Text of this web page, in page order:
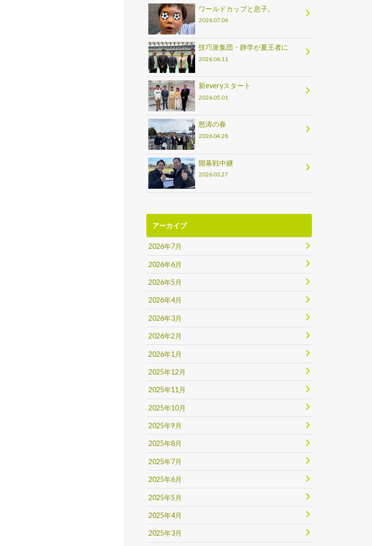
ワールドカップと息子。
2026.07.06
技巧派集団・静学が夏王者に
2026.06.11
新everyスタート
2026.05.01
怒涛の春
2026.04.28
開幕戦中継
2026.03.27
アーカイブ
2026年7月
2026年6月
2026年5月
2026年4月
2026年3月
2026年2月
2026年1月
2025年12月
2025年11月
2025年10月
2025年9月
2025年8月
2025年7月
2025年6月
2025年5月
2025年4月
2025年3月